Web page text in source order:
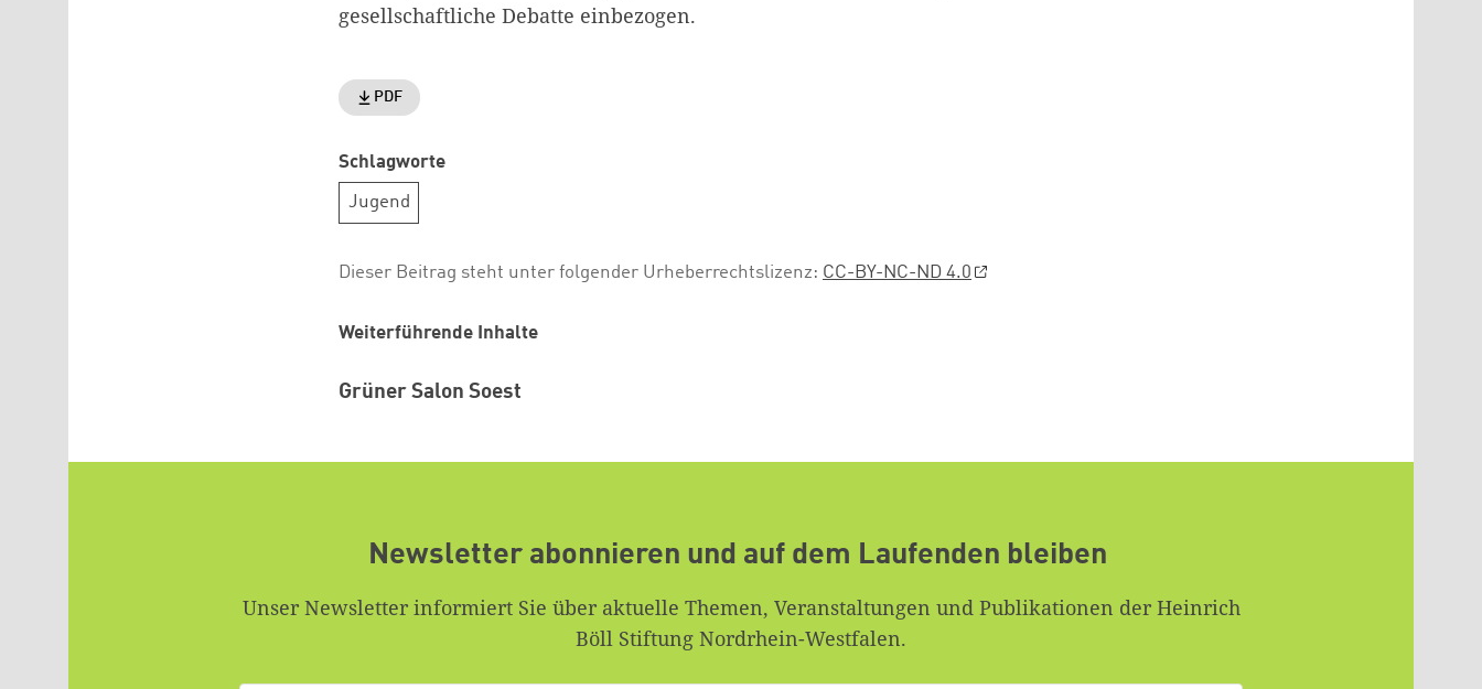
gesellschaftliche Debatte einbezogen.
PDF
Schlagworte
Jugend
Dieser Beitrag steht unter folgender Urheberrechtslizenz: CC-BY-NC-ND 4.0
Weiterführende Inhalte
Grüner Salon Soest
Newsletter abonnieren und auf dem Laufenden bleiben
Unser Newsletter informiert Sie über aktuelle Themen, Veranstaltungen und Publikationen der Heinrich
Böll Stiftung Nordrhein-Westfalen.